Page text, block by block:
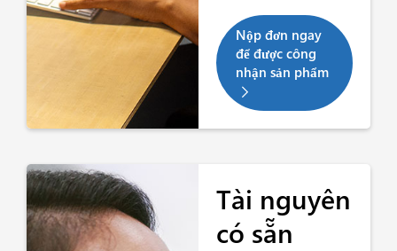
Nộp đơn ngay
để được công
nhận sản phẩm
Tài nguyên
có sẵn